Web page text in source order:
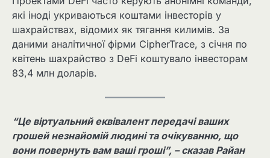
які іноді укриваються коштами інвесторів у
шахрайствах, відомих як тягання килимів. За
даними аналітичної фірми CipherTrace, з січня по
квітень шахрайство з DeFi коштувало інвесторам
83,4 млн доларів.
“Це віртуальний еквівалент передачі ваших
грошей незнайомій людині та очікуванню, що
вони повернуть вам ваші гроші”, – сказав Райан